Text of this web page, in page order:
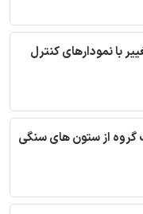
با نمودارهای کنترل
گروه از ستون های سنگی